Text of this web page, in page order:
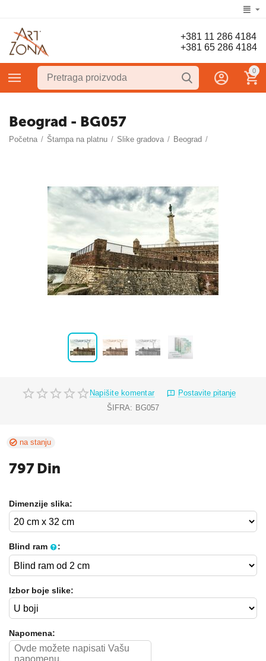
+381 11 286 4184
+381 65 286 4184
0
Beograd - BG057
Početna / Štampa na platnu / Slike gradova / Beograd /
Napišite komentar
Postavite pitanje
ŠIFRA: BG057
na stanju
797 Din
Dimenzije slika:
Blind ram :
Izbor boje slike:
Napomena: